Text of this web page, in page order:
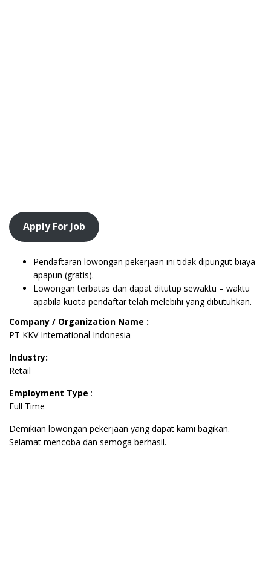
Apply For Job
Pendaftaran lowongan pekerjaan ini tidak dipungut biaya
apapun (gratis).
Lowongan terbatas dan dapat ditutup sewaktu – waktu
apabila kuota pendaftar telah melebihi yang dibutuhkan.
Company / Organization Name :
PT KKV International Indonesia
Industry:
Retail
Employment Type :
Full Time
Demikian lowongan pekerjaan yang dapat kami bagikan.
Selamat mencoba dan semoga berhasil.